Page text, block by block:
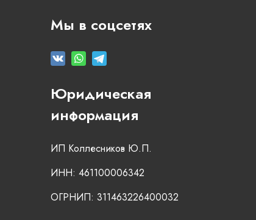
Мы в соцсетях
Юридическая
информация
ИП Коллесников Ю.П.
ИНН: 461100006342
ОГРНИП: 311463226400032